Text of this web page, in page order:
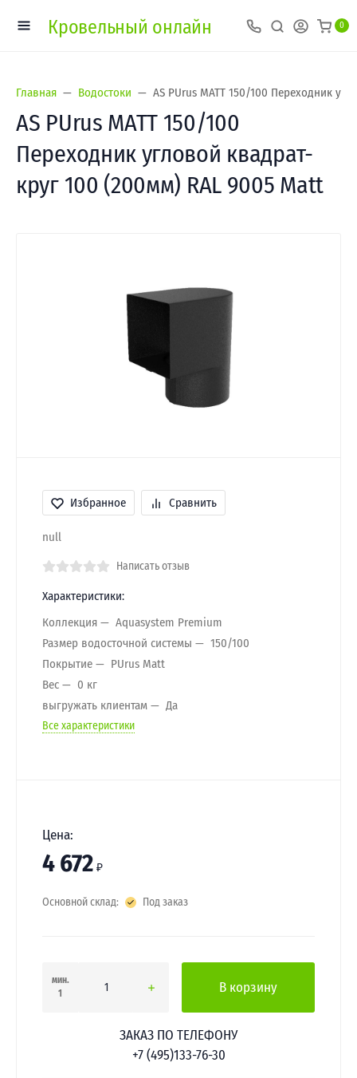
Кровельный онлайн 0
Главная Водостоки AS PUrus MATT 150/100 Переходник
AS PUrus MATT 150/100
Переходник угловой квадрат-
круг 100 (200мм) RAL 9005 Matt
Избранное Сравнить
null
Написать отзыв
Характеристики:
Коллекция
Aquasystem Premium
Размер водосточной системы
150/100
Покрытие
PUrus Matt
Вес
0 кг
выгружать клиентам
Да
Все характеристики
Цена:
4 672 ₽
Основной склад: Под заказ
мин.
1
В корзину
ЗАКАЗ ПО ТЕЛЕФОНУ
+7 (495)133-76-30